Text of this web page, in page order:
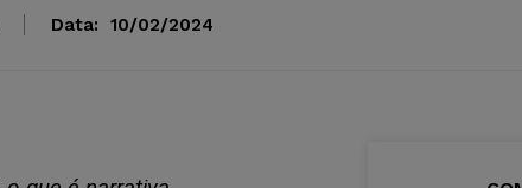
Data: 10/02/2024